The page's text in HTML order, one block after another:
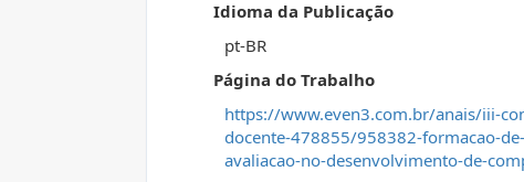
Idioma da Publicação
pt-BR
Página do Trabalho
https://www.even3.com.br/anais/iii-
docente-478855/958382-formacao-
avaliacao-no-desenvolvimento-de-